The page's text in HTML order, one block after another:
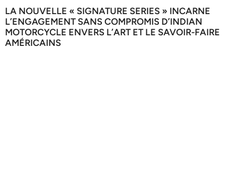
LA NOUVELLE « SIGNATURE SERIES » INCARNE
L’ENGAGEMENT SANS COMPROMIS D’INDIAN
MOTORCYCLE ENVERS L’ART ET LE SAVOIR-FAIRE
AMÉRICAINS